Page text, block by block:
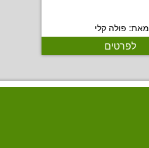
מאת: פולה קלי
לפרטים